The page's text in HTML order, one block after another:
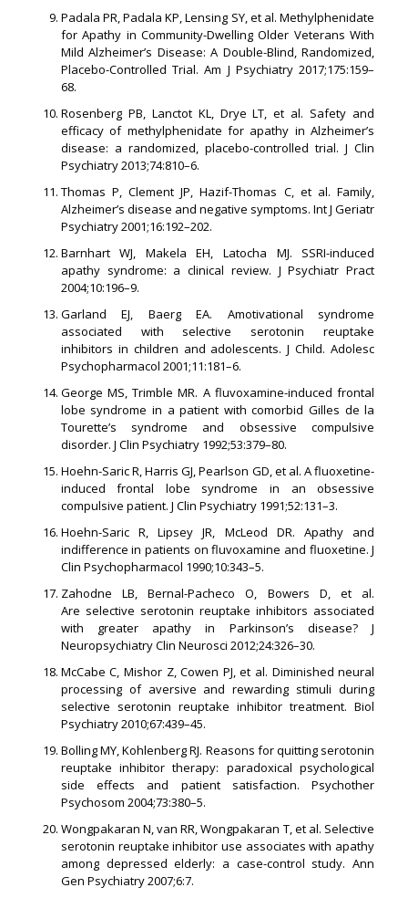
Padala PR, Padala KP, Lensing SY, et al. Methylphenidate
for Apathy in Community-Dwelling Older Veterans With
Mild Alzheimer’s Disease: A Double-Blind, Randomized,
Placebo-Controlled Trial. Am J Psychiatry 2017;175:159–
68.
Rosenberg PB, Lanctot KL, Drye LT, et al. Safety and
efficacy of methylphenidate for apathy in Alzheimer’s
disease: a randomized, placebo-controlled trial. J Clin
Psychiatry 2013;74:810–6.
Thomas P, Clement JP, Hazif-Thomas C, et al. Family,
Alzheimer’s disease and negative symptoms. Int J Geriatr
Psychiatry 2001;16:192–202.
Barnhart WJ, Makela EH, Latocha MJ. SSRI-induced
apathy syndrome: a clinical review. J Psychiatr Pract
2004;10:196–9.
Garland EJ, Baerg EA. Amotivational syndrome
associated with selective serotonin reuptake
inhibitors in children and adolescents. J Child. Adolesc
Psychopharmacol 2001;11:181–6.
George MS, Trimble MR. A fluvoxamine-induced frontal
lobe syndrome in a patient with comorbid Gilles de la
Tourette’s syndrome and obsessive compulsive
disorder. J Clin Psychiatry 1992;53:379–80.
Hoehn-Saric R, Harris GJ, Pearlson GD, et al. A fluoxetine-
induced frontal lobe syndrome in an obsessive
compulsive patient. J Clin Psychiatry 1991;52:131–3.
Hoehn-Saric R, Lipsey JR, McLeod DR. Apathy and
indifference in patients on fluvoxamine and fluoxetine. J
Clin Psychopharmacol 1990;10:343–5.
Zahodne LB, Bernal-Pacheco O, Bowers D, et al.
Are selective serotonin reuptake inhibitors associated
with greater apathy in Parkinson’s disease? J
Neuropsychiatry Clin Neurosci 2012;24:326–30.
McCabe C, Mishor Z, Cowen PJ, et al. Diminished neural
processing of aversive and rewarding stimuli during
selective serotonin reuptake inhibitor treatment. Biol
Psychiatry 2010;67:439–45.
Bolling MY, Kohlenberg RJ. Reasons for quitting serotonin
reuptake inhibitor therapy: paradoxical psychological
side effects and patient satisfaction. Psychother
Psychosom 2004;73:380–5.
Wongpakaran N, van RR, Wongpakaran T, et al. Selective
serotonin reuptake inhibitor use associates with apathy
among depressed elderly: a case-control study. Ann
Gen Psychiatry 2007;6:7.